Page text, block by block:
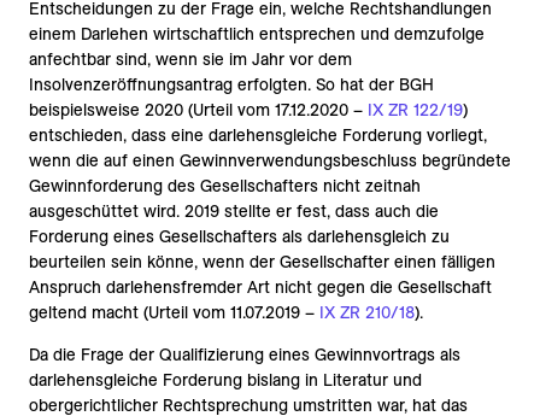
Entscheidungen zu der Frage ein, welche Rechtshandlungen
einem Darlehen wirtschaftlich entsprechen und demzufolge
anfechtbar sind, wenn sie im Jahr vor dem
Insolvenzeröffnungsantrag erfolgten. So hat der BGH
beispielsweise 2020 (Urteil vom 17.12.2020 – IX ZR 122/19)
entschieden, dass eine darlehensgleiche Forderung vorliegt,
wenn die auf einen Gewinnverwendungsbeschluss begründete
Gewinnforderung des Gesellschafters nicht zeitnah
ausgeschüttet wird. 2019 stellte er fest, dass auch die
Forderung eines Gesellschafters als darlehensgleich zu
beurteilen sein könne, wenn der Gesellschafter einen fälligen
Anspruch darlehensfremder Art nicht gegen die Gesellschaft
geltend macht (Urteil vom 11.07.2019 – IX ZR 210/18).
Da die Frage der Qualifizierung eines Gewinnvortrags als
darlehensgleiche Forderung bislang in Literatur und
obergerichtlicher Rechtsprechung umstritten war, hat das